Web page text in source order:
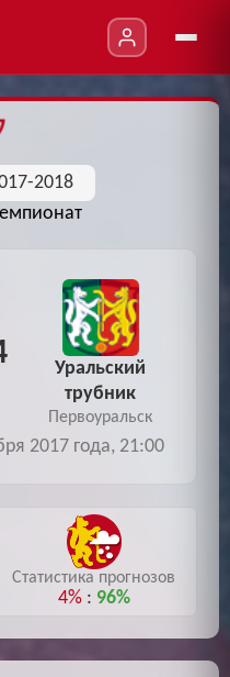
2018
Уральский
трубник
Первоуральск
2017 года, 21:00
Статистика прогнозов
4%: 96%